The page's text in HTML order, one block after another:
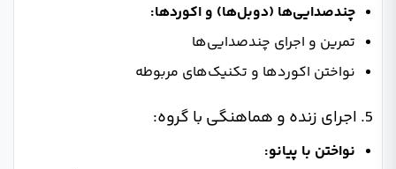
چندصدایی‌ها (دوبل‌ها) و اکوردها:
تمرین و اجرای چندصدایی‌ها
نواختن اکوردها و تکنیک‌های مربوطه
5. اجرای زنده و هماهنگی با گروه:
نواختن با پیانو: